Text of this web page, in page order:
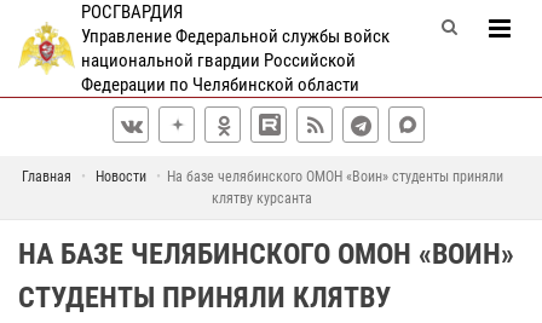
РОСГВАРДИЯ
Управление Федеральной службы войск
национальной гвардии Российской
Федерации по Челябинской области
Главная Новости
На базе челябинского ОМОН «Воин» студенты приняли
клятву курсанта
НА БАЗЕ ЧЕЛЯБИНСКОГО ОМОН «ВОИН»
СТУДЕНТЫ ПРИНЯЛИ КЛЯТВУ